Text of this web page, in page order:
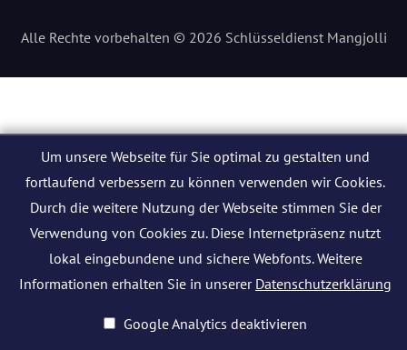
Alle Rechte vorbehalten © 2026 Schlüsseldienst Mangjolli
Um unsere Webseite für Sie optimal zu gestalten und
fortlaufend verbessern zu können verwenden wir Cookies.
Durch die weitere Nutzung der Webseite stimmen Sie der
Verwendung von Cookies zu. Diese Internetpräsenz nutzt
lokal eingebundene und sichere Webfonts. Weitere
Informationen erhalten Sie in unserer Datenschutzerklärung
Google Analytics deaktivieren